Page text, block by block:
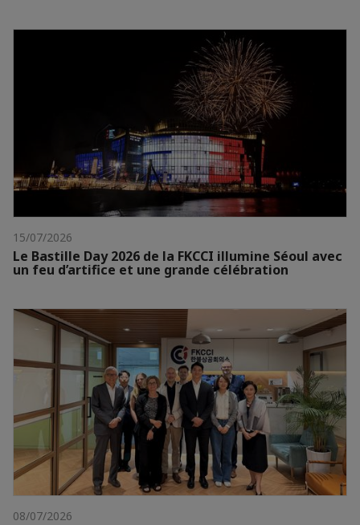
15/07/2026
Le Bastille Day 2026 de la FKCCI illumine Séoul avec
un feu d’artifice et une grande célébration
08/07/2026